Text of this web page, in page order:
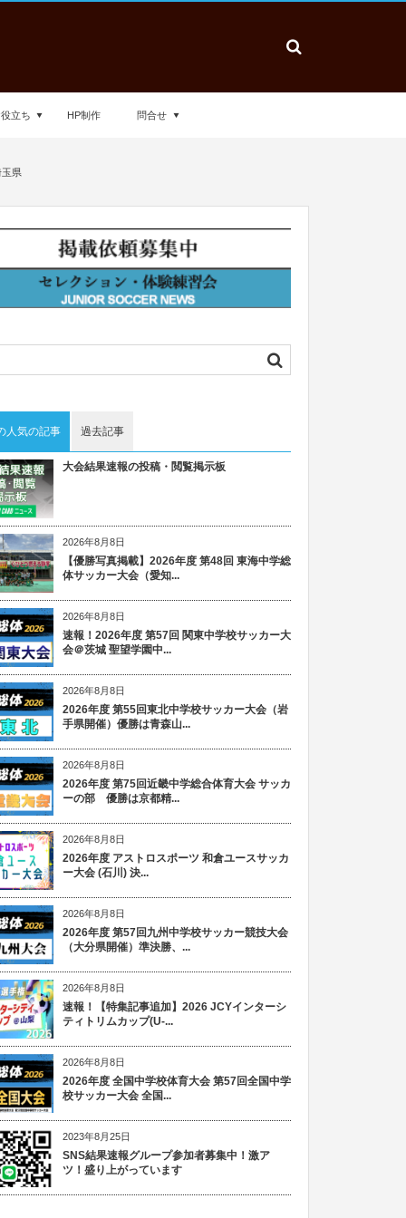
立ち HP制作 問合せ
玉県
人気の記事 過去記事
大会結果速報の投稿・閲覧掲示板
2026年8月8日
【優勝写真掲載】2026年度 第48回 東海中学総
体サッカー大会（愛知...
2026年8月8日
速報！2026年度 第57回 関東中学校サッカー大
会＠茨城 聖望学園中...
2026年8月8日
2026年度 第55回東北中学校サッカー大会（岩
手県開催）優勝は青森山...
2026年8月8日
2026年度 第75回近畿中学総合体育大会 サッカ
ーの部 優勝は京都精...
2026年8月8日
2026年度 アストロスポーツ 和倉ユースサッカ
ー大会 (石川) 決...
2026年8月8日
2026年度 第57回九州中学校サッカー競技大会
（大分県開催）準決勝、...
2026年8月8日
速報！【特集記事追加】2026 JCYインターシ
ティトリムカップ(U-...
2026年8月8日
2026年度 全国中学校体育大会 第57回全国中学
校サッカー大会 全国...
2023年8月25日
SNS結果速報グループ参加者募集中！激ア
ツ！盛り上がっています